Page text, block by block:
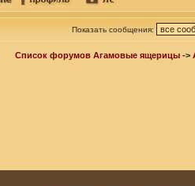
Показать сообщения:
Список форумов Агамовые ящерицы ->